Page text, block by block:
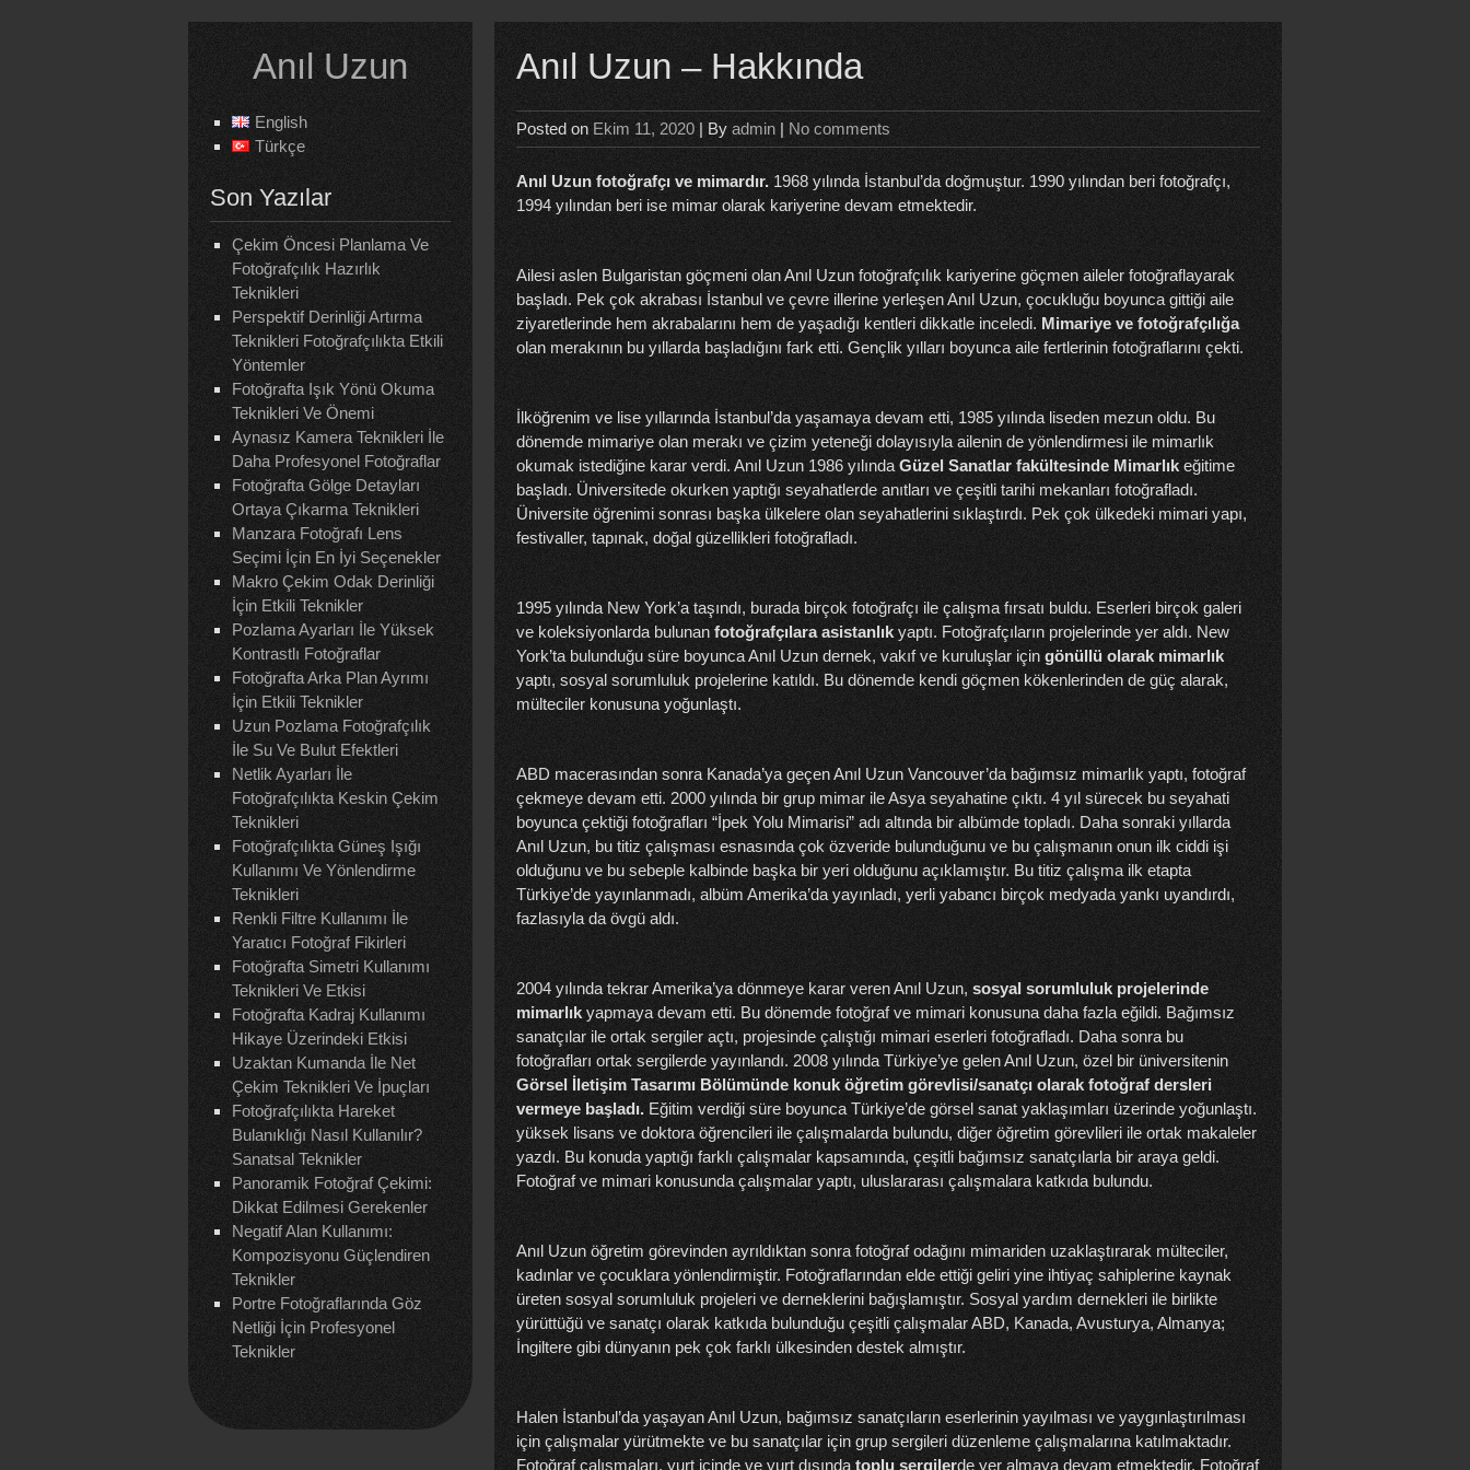
Anıl Uzun
English
Türkçe
Son Yazılar
Çekim Öncesi Planlama Ve
Fotoğrafçılık Hazırlık
Teknikleri
Perspektif Derinliği Artırma
Teknikleri Fotoğrafçılıkta Etkili
Yöntemler
Fotoğrafta Işık Yönü Okuma
Teknikleri Ve Önemi
Aynasız Kamera Teknikleri İle
Daha Profesyonel Fotoğraflar
Fotoğrafta Gölge Detayları
Ortaya Çıkarma Teknikleri
Manzara Fotoğrafı Lens
Seçimi İçin En İyi Seçenekler
Makro Çekim Odak Derinliği
İçin Etkili Teknikler
Pozlama Ayarları İle Yüksek
Kontrastlı Fotoğraflar
Fotoğrafta Arka Plan Ayrımı
İçin Etkili Teknikler
Uzun Pozlama Fotoğrafçılık
İle Su Ve Bulut Efektleri
Netlik Ayarları İle
Fotoğrafçılıkta Keskin Çekim
Teknikleri
Fotoğrafçılıkta Güneş Işığı
Kullanımı Ve Yönlendirme
Teknikleri
Renkli Filtre Kullanımı İle
Yaratıcı Fotoğraf Fikirleri
Fotoğrafta Simetri Kullanımı
Teknikleri Ve Etkisi
Fotoğrafta Kadraj Kullanımı
Hikaye Üzerindeki Etkisi
Uzaktan Kumanda İle Net
Çekim Teknikleri Ve İpuçları
Fotoğrafçılıkta Hareket
Bulanıklığı Nasıl Kullanılır?
Sanatsal Teknikler
Panoramik Fotoğraf Çekimi:
Dikkat Edilmesi Gerekenler
Negatif Alan Kullanımı:
Kompozisyonu Güçlendiren
Teknikler
Portre Fotoğraflarında Göz
Netliği İçin Profesyonel
Teknikler
Anıl Uzun – Hakkında
Posted on Ekim 11, 2020 | By admin | No comments
Anıl Uzun fotoğrafçı ve mimardır. 1968 yılında İstanbul’da doğmuştur. 1990 yılından beri fotoğrafçı,
1994 yılından beri ise mimar olarak kariyerine devam etmektedir.
Ailesi aslen Bulgaristan göçmeni olan Anıl Uzun fotoğrafçılık kariyerine göçmen aileler fotoğraflayarak
başladı. Pek çok akrabası İstanbul ve çevre illerine yerleşen Anıl Uzun, çocukluğu boyunca gittiği aile
ziyaretlerinde hem akrabalarını hem de yaşadığı kentleri dikkatle inceledi. Mimariye ve fotoğrafçılığa
olan merakının bu yıllarda başladığını fark etti. Gençlik yılları boyunca aile fertlerinin fotoğraflarını çekti.
İlköğrenim ve lise yıllarında İstanbul’da yaşamaya devam etti, 1985 yılında liseden mezun oldu. Bu
dönemde mimariye olan merakı ve çizim yeteneği dolayısıyla ailenin de yönlendirmesi ile mimarlık
okumak istediğine karar verdi. Anıl Uzun 1986 yılında Güzel Sanatlar fakültesinde Mimarlık eğitime
başladı. Üniversitede okurken yaptığı seyahatlerde anıtları ve çeşitli tarihi mekanları fotoğrafladı.
Üniversite öğrenimi sonrası başka ülkelere olan seyahatlerini sıklaştırdı. Pek çok ülkedeki mimari yapı,
festivaller, tapınak, doğal güzellikleri fotoğrafladı.
1995 yılında New York’a taşındı, burada birçok fotoğrafçı ile çalışma fırsatı buldu. Eserleri birçok galeri
ve koleksiyonlarda bulunan fotoğrafçılara asistanlık yaptı. Fotoğrafçıların projelerinde yer aldı. New
York’ta bulunduğu süre boyunca Anıl Uzun dernek, vakıf ve kuruluşlar için gönüllü olarak mimarlık
yaptı, sosyal sorumluluk projelerine katıldı. Bu dönemde kendi göçmen kökenlerinden de güç alarak,
mülteciler konusuna yoğunlaştı.
ABD macerasından sonra Kanada’ya geçen Anıl Uzun Vancouver’da bağımsız mimarlık yaptı, fotoğraf
çekmeye devam etti. 2000 yılında bir grup mimar ile Asya seyahatine çıktı. 4 yıl sürecek bu seyahati
boyunca çektiği fotoğrafları “İpek Yolu Mimarisi” adı altında bir albümde topladı. Daha sonraki yıllarda
Anıl Uzun, bu titiz çalışması esnasında çok özveride bulunduğunu ve bu çalışmanın onun ilk ciddi işi
olduğunu ve bu sebeple kalbinde başka bir yeri olduğunu açıklamıştır. Bu titiz çalışma ilk etapta
Türkiye’de yayınlanmadı, albüm Amerika’da yayınladı, yerli yabancı birçok medyada yankı uyandırdı,
fazlasıyla da övgü aldı.
2004 yılında tekrar Amerika’ya dönmeye karar veren Anıl Uzun,sosyal sorumluluk projelerinde
mimarlık yapmaya devam etti. Bu dönemde fotoğraf ve mimari konusuna daha fazla eğildi. Bağımsız
sanatçılar ile ortak sergiler açtı, projesinde çalıştığı mimari eserleri fotoğrafladı. Daha sonra bu
fotoğrafları ortak sergilerde yayınlandı. 2008 yılında Türkiye’ye gelen Anıl Uzun, özel bir üniversitenin
Görsel İletişim Tasarımı Bölümünde konuk öğretim görevlisi/sanatçı olarak fotoğraf dersleri
vermeye başladı. Eğitim verdiği süre boyunca Türkiye’de görsel sanat yaklaşımları üzerinde yoğunlaştı.
yüksek lisans ve doktora öğrencileri ile çalışmalarda bulundu, diğer öğretim görevlileri ile ortak makaleler
yazdı. Bu konuda yaptığı farklı çalışmalar kapsamında, çeşitli bağımsız sanatçılarla bir araya geldi.
Fotoğraf ve mimari konusunda çalışmalar yaptı, uluslararası çalışmalara katkıda bulundu.
Anıl Uzun öğretim görevinden ayrıldıktan sonra fotoğraf odağını mimariden uzaklaştırarak mülteciler,
kadınlar ve çocuklara yönlendirmiştir. Fotoğraflarından elde ettiği geliri yine ihtiyaç sahiplerine kaynak
üreten sosyal sorumluluk projeleri ve derneklerini bağışlamıştır. Sosyal yardım dernekleri ile birlikte
yürüttüğü ve sanatçı olarak katkıda bulunduğu çeşitli çalışmalar ABD, Kanada, Avusturya, Almanya;
İngiltere gibi dünyanın pek çok farklı ülkesinden destek almıştır.
Halen İstanbul’da yaşayan Anıl Uzun, bağımsız sanatçıların eserlerinin yayılması ve yaygınlaştırılması
için çalışmalar yürütmekte ve bu sanatçılar için grup sergileri düzenleme çalışmalarına katılmaktadır.
Fotoğraf çalışmaları, yurt içinde ve yurt dışında toplu sergilerde yer almaya devam etmektedir. Fotoğraf